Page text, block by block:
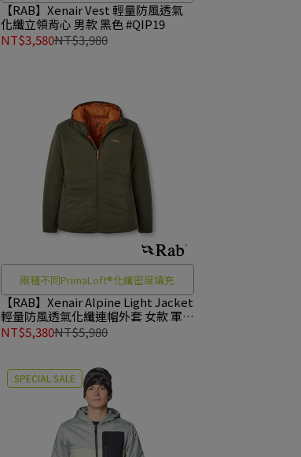
【RAB】Xenair Vest 輕量防風透氣
化纖立領背心 男款 黑色 #QIP19
NT$3,580NT$3,980
兩種不同PrimaLoft®化纖密度填充
【RAB】Xenair Alpine Light Jacket
輕量防風透氣化纖連帽外套 女款 軍綠
#QIP18
NT$5,380NT$5,980
SPECIAL SALE